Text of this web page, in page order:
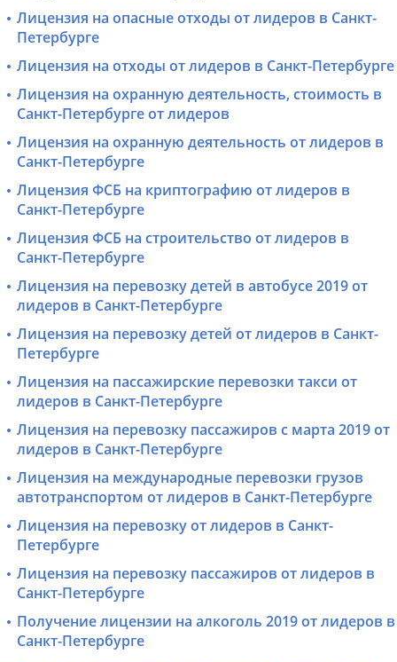
Лицензия на опасные отходы от лидеров в Санкт-
Петербурге
Лицензия на отходы от лидеров в Санкт-Петербурге
Лицензия на охранную деятельность, стоимость в
Санкт-Петербурге от лидеров
Лицензия на охранную деятельность от лидеров в
Санкт-Петербурге
Лицензия ФСБ на криптографию от лидеров в
Санкт-Петербурге
Лицензия ФСБ на строительство от лидеров в
Санкт-Петербурге
Лицензия на перевозку детей в автобусе 2019 от
лидеров в Санкт-Петербурге
Лицензия на перевозку детей от лидеров в Санкт-
Петербурге
Лицензия на пассажирские перевозки такси от
лидеров в Санкт-Петербурге
Лицензия на перевозку пассажиров с марта 2019 от
лидеров в Санкт-Петербурге
Лицензия на международные перевозки грузов
автотранспортом от лидеров в Санкт-Петербурге
Лицензия на перевозку от лидеров в Санкт-
Петербурге
Лицензия на перевозку пассажиров от лидеров в
Санкт-Петербурге
Получение лицензии на алкоголь 2019 от лидеров в
Санкт-Петербурге